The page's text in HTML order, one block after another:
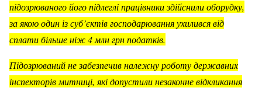
підозрюваного його підлеглі працівники здійснили оборудку,
за якою один із суб’єктів господарювання ухилився від
сплати більше ніж 4 млн грн податків.
Підозрюваний не забезпечив належну роботу державних
інспекторів митниці, які допустили незаконне відкликання